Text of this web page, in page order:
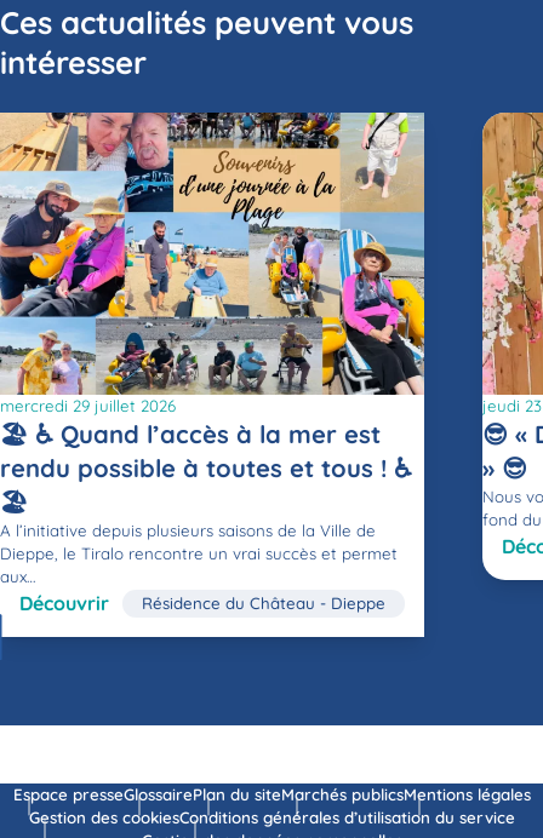
Ces actualités peuvent vous
intéresser
mercredi 29 juillet 2026
🏖 ♿️ Quand l’accès à la mer est
rendu possible à toutes et tous ! ♿️
🏖
A l’initiative depuis plusieurs saisons de la Ville de
Dieppe, le Tiralo rencontre un vrai succès et permet
aux…
Découvrir Résidence du Château - Dieppe
jeudi
😎 «
» 😎
Nous
fond du
Espace presseGlossairePlan du siteMarchés publicsMentions légales
Gestion des cookiesConditions générales d’utilisation du service